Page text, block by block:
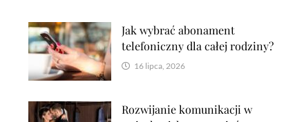
Jak wybrać abonament
telefoniczny dla całej rodziny?
16 lipca, 2026
Rozwijanie komunikacji w